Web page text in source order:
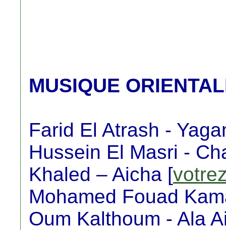
MUSIQUE
Farid El Atrash -
Hussein El Masri -
Khaled – Aicha [
Mohamed Fouad
Oum Kalthoum - Ala